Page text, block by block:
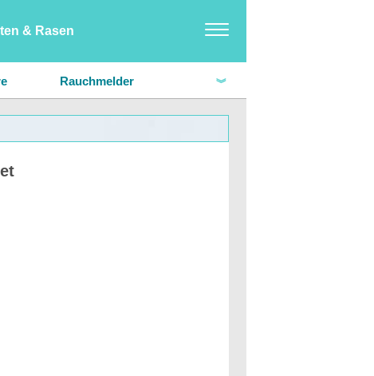
& Rasen
Möbel
Hausdesign & Dekoration
Rauchmelder